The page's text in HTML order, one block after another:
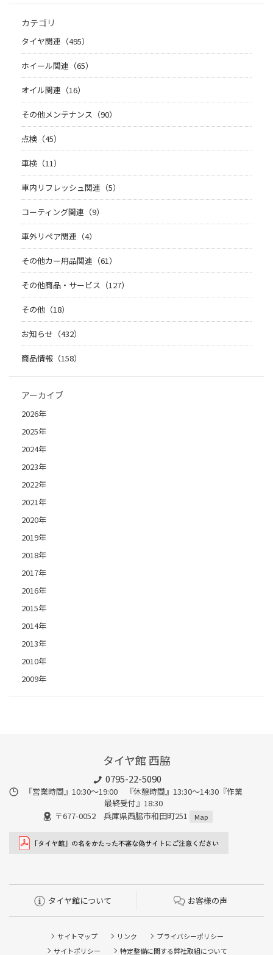
カテゴリ
タイヤ関連（495）
ホイール関連（65）
オイル関連（16）
その他メンテナンス（90）
点検（45）
車検（11）
車内リフレッシュ関連（5）
コーティング関連（9）
車外リペア関連（4）
その他カー用品関連（61）
その他商品・サービス（127）
その他（18）
お知らせ（432）
商品情報（158）
アーカイブ
2026年
2025年
2024年
2023年
2022年
2021年
2020年
2019年
2018年
2017年
2016年
2015年
2014年
2013年
2010年
2009年
タイヤ館 西脇
0795-22-5090
『営業時間』10:30～19:00 『休憩時間』13:30～14:30『作業
最終受付』18:30
〒677-0052 兵庫県西脇市和田町251
Map
タイヤ館について お客様の声
サイトマップ リンク
プライバシーポリシー
サイトポリシー
特定整備に関する弊社取組について